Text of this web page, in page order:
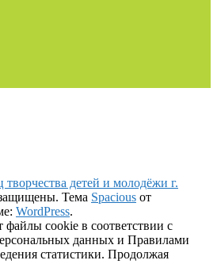
творчества детей и молодёжи г.
Тема Spacious от
WordPress.
файлы cookie в соответствии с
данных и Правилами
статистики. Продолжая